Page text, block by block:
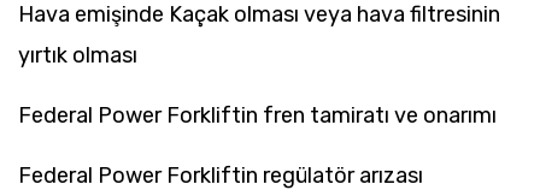
Hava emişinde Kaçak olması veya hava filtresinin
yırtık olması
Federal Power Forkliftin fren tamiratı ve onarımı
Federal Power Forkliftin regülatör arızası